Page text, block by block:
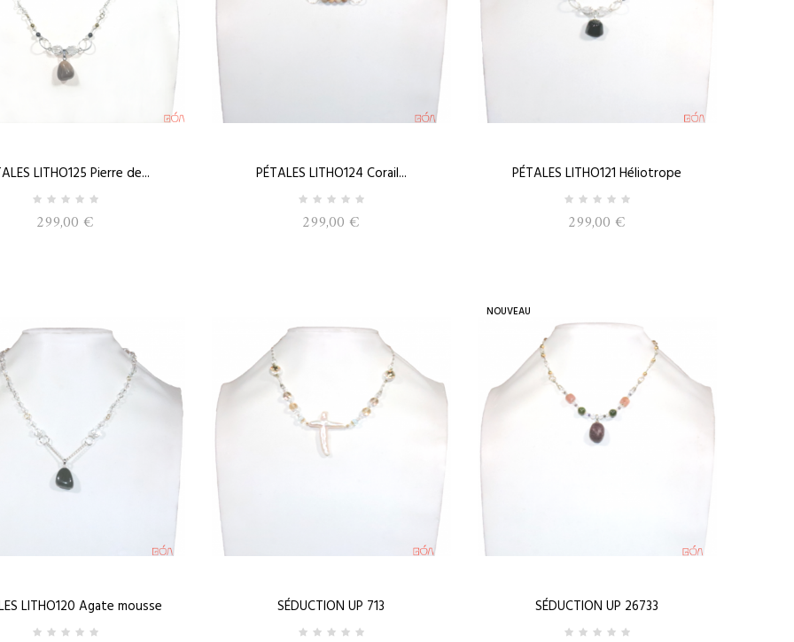
LITHO125 Pierre de...
299,00 €
PÉTALES LITHO124 Corail...
299,00 €
PÉTALES LITHO121 Héliotrope
299,00 €
LITHO120 Agate mousse SÉDUCTION UP 713
NOUVEAU
SÉDUCTION UP 26733